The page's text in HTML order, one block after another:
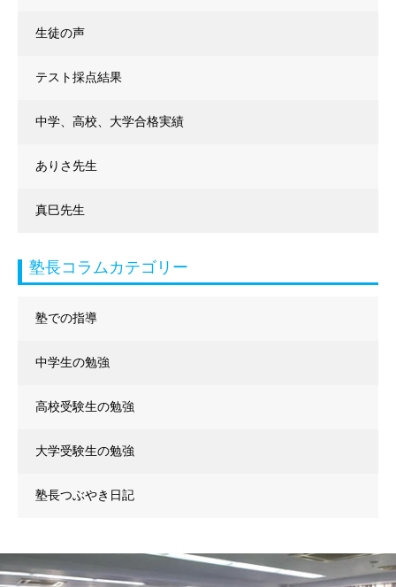
生徒の声
テスト採点結果
中学、高校、大学合格実績
ありさ先生
真巳先生
塾長コラムカテゴリー
塾での指導
中学生の勉強
高校受験生の勉強
大学受験生の勉強
塾長つぶやき日記